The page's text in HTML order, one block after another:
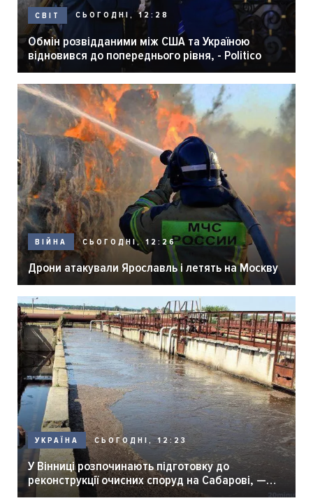
СВІТ СЬОГОДНІ, 12:28
Обмін розвідданими між США та Україною
відновився до попереднього рівня, - Politico
ВІЙНА СЬОГОДНІ, 12:26
Дрони атакували Ярославль і летять на Москву
УКРАЇНА СЬОГОДНІ, 12:23
У Вінниці розпочинають підготовку до
реконструкції очисних споруд на Сабарові, —
мер Вінниці.